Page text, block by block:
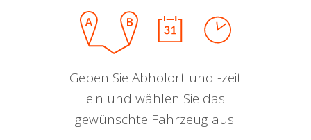
Geben Sie Abholort und -zeit
ein und wählen Sie das
gewünschte Fahrzeug aus.